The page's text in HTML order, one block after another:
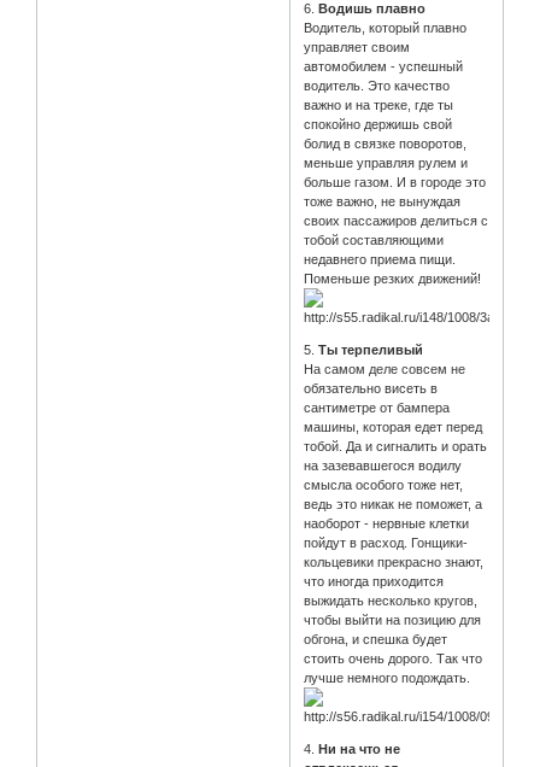
6.Водишь плавно
Водитель, который плавно
управляет своим
автомобилем - успешный
водитель. Это качество
важно и на треке, где ты
спокойно держишь свой
болид в связке поворотов,
меньше управляя рулем и
больше газом. И в городе это
тоже важно, не вынуждая
своих пассажиров делиться с
тобой составляющими
недавнего приема пищи.
Поменьше резких движений!
5.Ты терпеливый
На самом деле совсем не
обязательно висеть в
сантиметре от бампера
машины, которая едет перед
тобой. Да и сигналить и орать
на зазевавшегося водилу
смысла особого тоже нет,
ведь это никак не поможет, а
наоборот - нервные клетки
пойдут в расход. Гонщики-
кольцевики прекрасно знают,
что иногда приходится
выжидать несколько кругов,
чтобы выйти на позицию для
обгона, и спешка будет
стоить очень дорого. Так что
лучше немного подождать.
4.Ни на что не